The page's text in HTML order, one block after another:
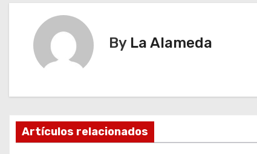
c
i
By La Alameda
Artículos relacionados